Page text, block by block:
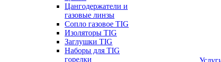
Цангодержатели и
газовые линзы
Сопло газовое TIG
Изоляторы TIG
Заглушки TIG
Наборы для TIG
горелки